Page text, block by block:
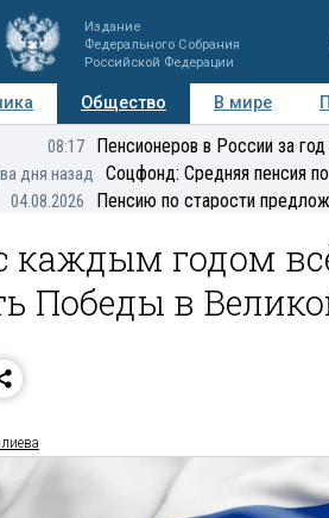
Издание
Федерального Собрания
Российской Федерации
Общество В мире
Мнения Регионы
08:17 Пенсионеров в России за
дня назад Соцфонд: Средняя пенсия
04.08.2026 Пенсию по старости
каждым годом
Победы в